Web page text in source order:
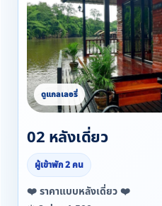
02 หลังเดี่ยว
ผู้เข้าพัก 2 คน
❤️ ราคาแบบหลังเดี่ยว ❤️